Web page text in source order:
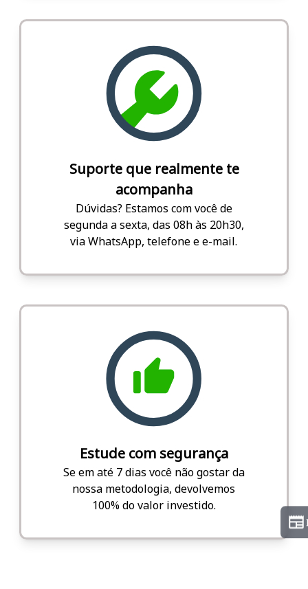
Suporte que realmente te
acompanha
Dúvidas? Estamos com você de
segunda a sexta, das 08h às 20h30,
via WhatsApp, telefone e e-mail.
Estude com segurança
Se em até 7 dias você não gostar da
nossa metodologia, devolvemos
100% do valor investido.